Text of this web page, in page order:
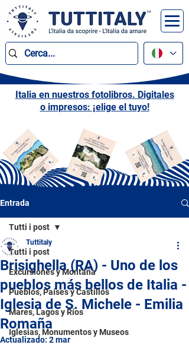
Italia en nuestros fotolibros. Digitales
o impresos: ¡elige el tuyo!
Entrada
Tutti i post
Excursiones y Montaña
Pueblos, Países y Castillos
Mares, Lagos y Ríos
Iglesias, Monumentos y Museos
Tutti i post
Brisighella (RA) - Uno de los
pueblos más bellos de Italia -
Iglesia de S. Michele - Emilia
Romaña
Tuttitaly
Actualizado: 2 mar